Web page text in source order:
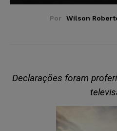
Por Wilson
Declarações foram